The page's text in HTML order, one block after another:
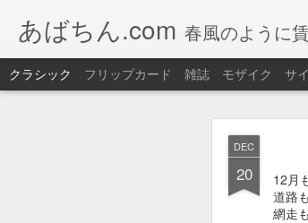
DEC
20
12月
道路
網走
あばちん.com 春風のように
クラシック フリップカード 雑誌 モザイク サ
今年
道具